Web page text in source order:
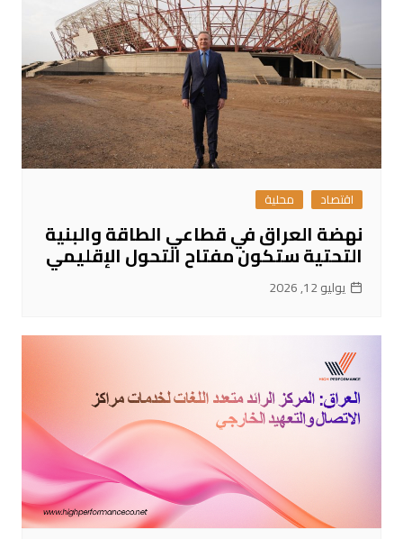
اقتصاد محلية
نهضة العراق في قطاعي الطاقة والبنية
التحتية ستكون مفتاح التحول الإقليمي
يوليو 12, 2026